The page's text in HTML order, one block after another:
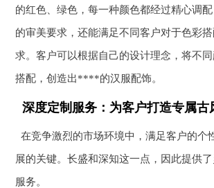
的红色、绿色，每一种颜色都经过精心调
的审美要求，还能满足不同客户对于色彩
求。客户可以根据自己的设计理念，将不
搭配，创造出****的汉服配饰。
深度定制服务：为客户打造专属古
在竞争激烈的市场环境中，满足客户的个
展的关键。长盛和深知这一点，因此提供
服务。